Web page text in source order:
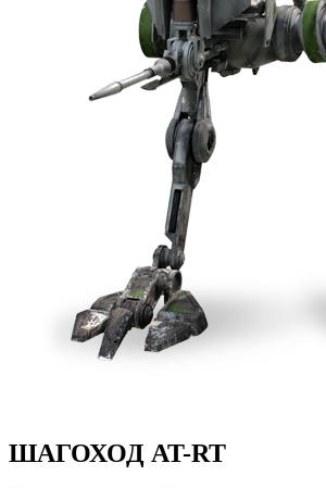
ШАГОХОД AT-RT